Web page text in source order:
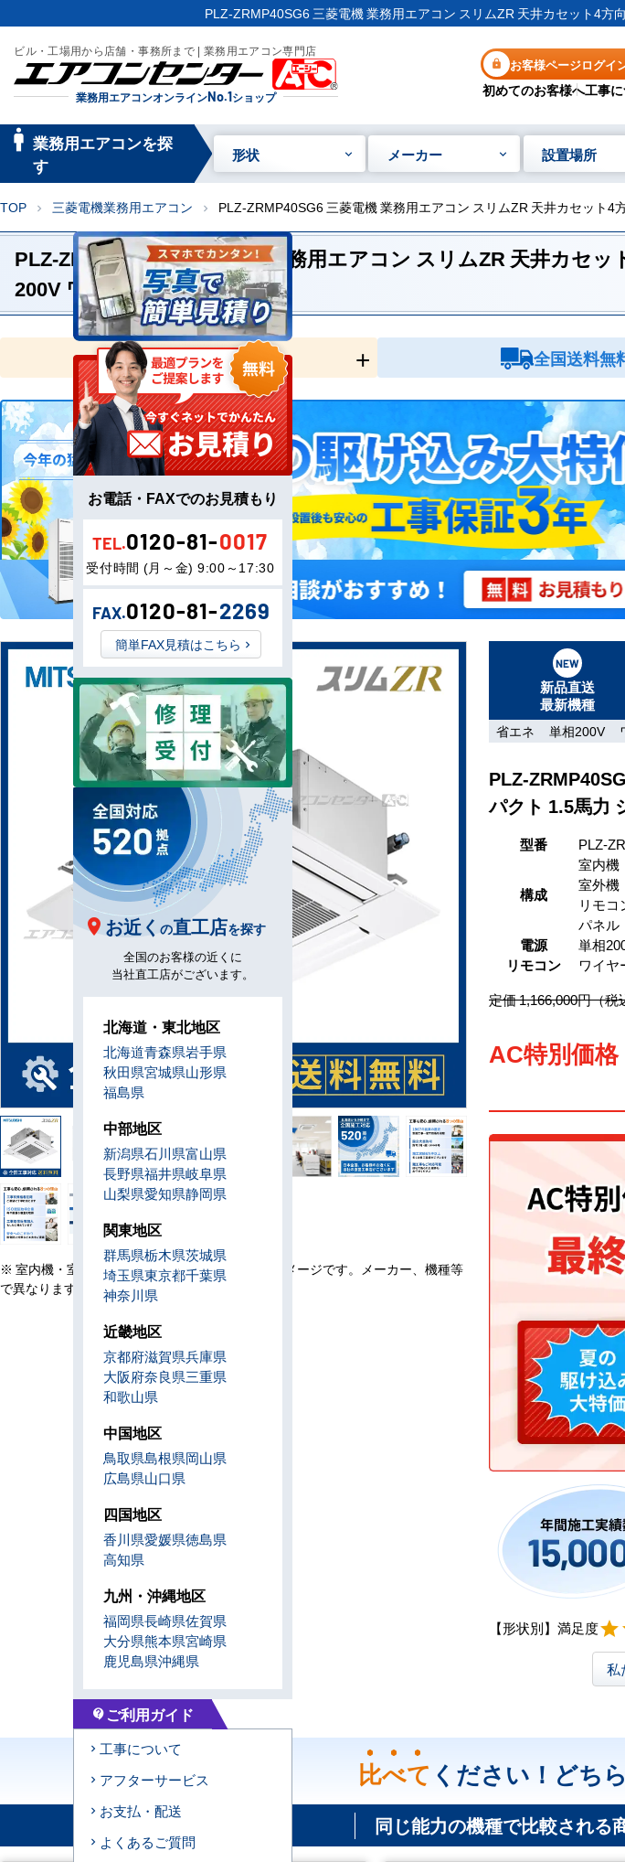
PLZ-ZRMP40SG6 三菱電機 業務用エアコン スリムZR 天井カセット4
ビル・工場用から店舗・事務所まで | 業務用エアコン専門店
業務用エアコンオンラインNo.1ショップ
お客様ページログイ
初めてのお客様へ工事
manage_searc
業務用エアコンを探
す
形状 メーカー 設置場所
TOP chevron_right 三菱電機業務用エアコン chevron_right PLZ-ZRMP40SG6 三菱電機 業務用エアコン スリムZR 天井カセット
PLZ-ZRMP40SG6 三菱電機 業務用エアコン スリムZR 天井カセ
200V ワイヤードリモコン
全国工事対応 全国送料無
※ 室内機・室外機・リモコン・設置例の画像はイメージです。メーカー、機種等
で異なります。
新品直送
最新機種
省エネ 単相200V
PLZ-
パクト 1.5馬力
型番 PLZ-
構成
室内機
室外機
リモコ
パネル
電源
単相
リモコン
ワイヤ
定価 1,166,000円（税
AC特別価格
【形状別】満足度star
私
比べて ください！どち
同じ能力の機種で比較される
お電話・FAXでのお見積もり
TEL.0120-81-0017
受付時間 (月～金) 9:00～17:30
FAX.0120-81-2269
簡単FAX見積はこちら
お近く の直工店を探す
全国のお客様の近くに
当社直工店がございます。
北海道・東北地区
北海道青森県岩手県
秋田県宮城県山形県
福島県
中部地区
新潟県石川県富山県
長野県福井県岐阜県
山梨県愛知県静岡県
関東地区
群馬県栃木県茨城県
埼玉県東京都千葉県
神奈川県
近畿地区
京都府滋賀県兵庫県
大阪府奈良県三重県
和歌山県
中国地区
鳥取県島根県岡山県
広島県山口県
四国地区
香川県愛媛県徳島県
高知県
九州・沖縄地区
福岡県長崎県佐賀県
大分県熊本県宮崎県
鹿児島県沖縄県
contact_support ご利用ガイド
工事について
アフターサービス
お支払・配送
よくあるご質問